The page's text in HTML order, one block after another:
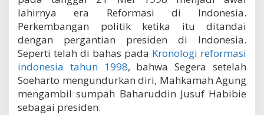
lahirnya era Reformasi di Indonesia.
Perkembangan politik ketika itu ditandai
dengan pergantian presiden di Indonesia.
Seperti telah di bahas pada Kronologi reformasi
indonesia tahun 1998, bahwa Segera setelah
Soeharto mengundurkan diri, Mahkamah Agung
mengambil sumpah Baharuddin Jusuf Habibie
sebagai presiden.